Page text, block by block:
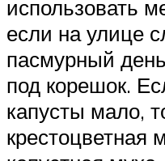
использовать
если на улице
пасмурный
под корешок.
капусты мало,
крестоцветная